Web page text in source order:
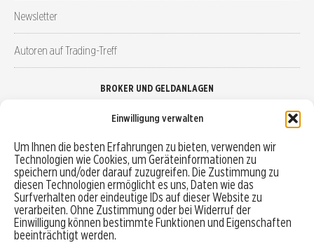
Einwilligung verwalten
Um Ihnen die besten Erfahrungen zu bieten, verwenden wir
Technologien wie Cookies, um Geräteinformationen zu
speichern und/oder darauf zuzugreifen. Die Zustimmung zu
diesen Technologien ermöglicht es uns, Daten wie das
Surfverhalten oder eindeutige IDs auf dieser Website zu
verarbeiten. Ohne Zustimmung oder bei Widerruf der
Einwilligung können bestimmte Funktionen und Eigenschaften
beeinträchtigt werden.
Newsletter
Autoren auf Trading-Treff
BROKER UND GELDANLAGEN
Robo-Advisor vergleichen
Depotvergleich
Festgeld vergleichen